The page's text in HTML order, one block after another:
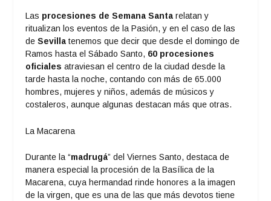
Las procesiones de Semana Santa relatan y
ritualizan los eventos de la Pasión, y en el caso de las
deSevilla tenemos que decir que desde el domingo de
Ramos hasta el Sábado Santo, 60 procesiones
oficiales atraviesan el centro de la ciudad desde la
tarde hasta la noche, contando con más de 65.000
hombres, mujeres y niños, además de músicos y
costaleros, aunque algunas destacan más que otras.
La Macarena
Durante la “madrugá” del Viernes Santo, destaca de
manera especial la procesión de la Basílica de la
Macarena, cuya hermandad rinde honores a la imagen
de la virgen, que es una de las que más devotos tiene